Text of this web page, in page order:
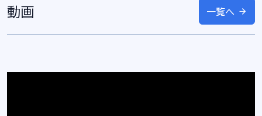
動画 一覧へ